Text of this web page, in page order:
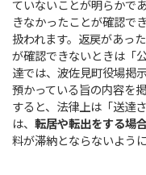
ていないことが明らかで
きなかったことが確認で
扱われます。返戻があっ
が確認できないときは「
達では、波佐見町役場掲
預かっている旨の内容を
すると、法律上は「送達
は、転居や転出をする場
料が滞納とならないよう